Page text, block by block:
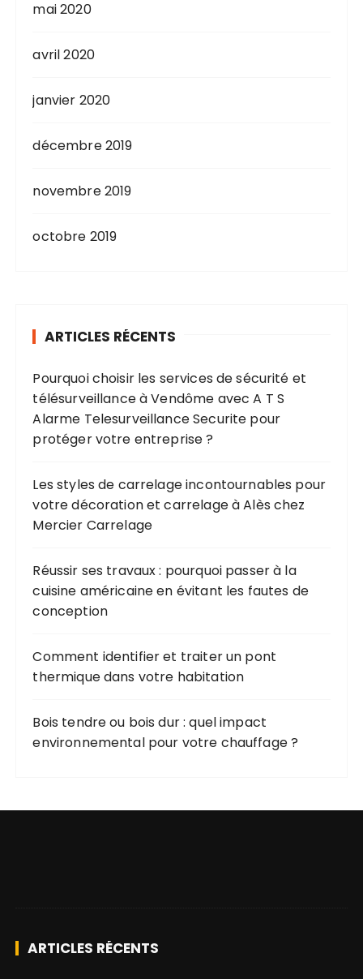
mai 2020
avril 2020
janvier 2020
décembre 2019
novembre 2019
octobre 2019
ARTICLES RÉCENTS
Pourquoi choisir les services de sécurité et
télésurveillance à Vendôme avec A T S
Alarme Telesurveillance Securite pour
protéger votre entreprise ?
Les styles de carrelage incontournables pour
votre décoration et carrelage à Alès chez
Mercier Carrelage
Réussir ses travaux : pourquoi passer à la
cuisine américaine en évitant les fautes de
conception
Comment identifier et traiter un pont
thermique dans votre habitation
Bois tendre ou bois dur : quel impact
environnemental pour votre chauffage ?
ARTICLES RÉCENTS